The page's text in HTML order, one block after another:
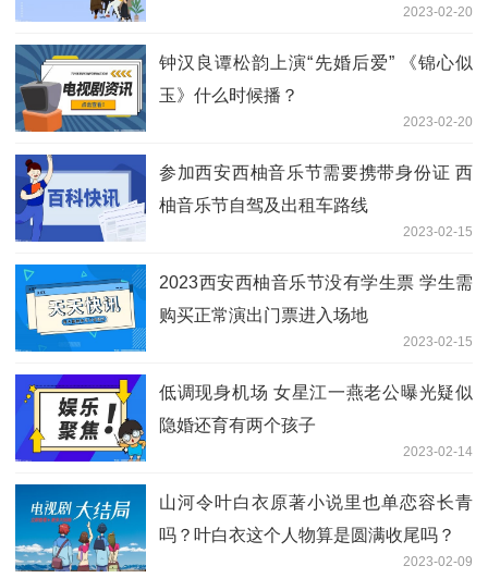
2023-02-20
钟汉良谭松韵上演“先婚后爱” 《锦心似
玉》什么时候播？
2023-02-20
参加西安西柚音乐节需要携带身份证 西
柚音乐节自驾及出租车路线
2023-02-15
2023西安西柚音乐节没有学生票 学生需
购买正常演出门票进入场地
2023-02-15
低调现身机场 女星江一燕老公曝光疑似
隐婚还育有两个孩子
2023-02-14
山河令叶白衣原著小说里也单恋容长青
吗？叶白衣这个人物算是圆满收尾吗？
2023-02-09